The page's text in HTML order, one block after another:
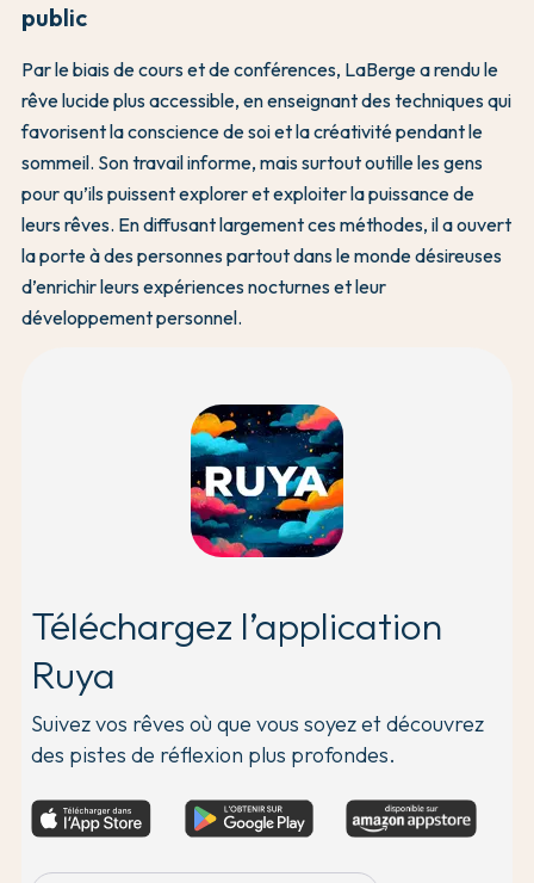
public
Par le biais de cours et de conférences, LaBerge a rendu le
rêve lucide plus accessible, en enseignant des techniques qui
favorisent la conscience de soi et la créativité pendant le
sommeil. Son travail informe, mais surtout outille les gens
pour qu’ils puissent explorer et exploiter la puissance de
leurs rêves. En diffusant largement ces méthodes, il a ouvert
la porte à des personnes partout dans le monde désireuses
d’enrichir leurs expériences nocturnes et leur
développement personnel.
Téléchargez l’application
Ruya
Suivez vos rêves où que vous soyez et découvrez
des pistes de réflexion plus profondes.